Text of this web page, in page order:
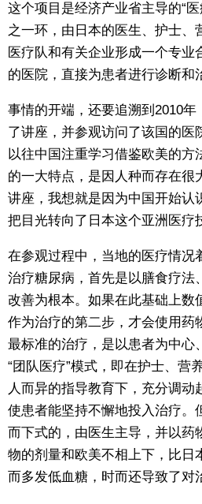
这个项目是经济产业省主导的“
之一环，由日本的医生、护士、
医疗队和有关企业形成一个专业
的医院，直接为患者进行诊断和
事情的开端，还要追溯到2010
了讲座，并参观访问了该国的医
以往中国注重学习借鉴欧美的方
的一大特点，是因人种而存在很
讲座，我想就是因为中国开始认
把目光转向了日本这个亚洲医疗
在参观过程中，当地的医疗情况
治疗糖尿病，首先是以膳食疗法
改善为根本。如果在此基础上数
作为治疗的第二步，才会使用药
最标准的治疗，是以患者为中心
“团队医疗”模式，即在护士、营
人而异的指导教育下，充分调动
使患者能坚持不懈地投入治疗。
而下式的，由医生主导，并以药
物的剂量和欧美不相上下，比日
而多发低血糖，时而还导致了对